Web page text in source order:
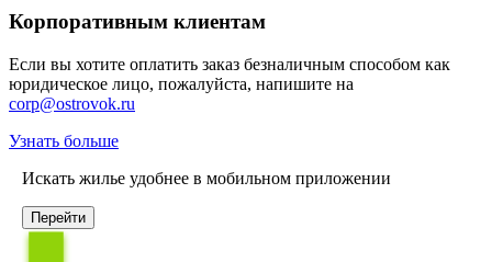
Корпоративным клиентам
Если вы хотите оплатить заказ безналичным способом как
юридическое лицо, пожалуйста, напишите на
corp@ostrovok.ru
Узнать больше
Искать жилье удобнее в мобильном приложении
Перейти